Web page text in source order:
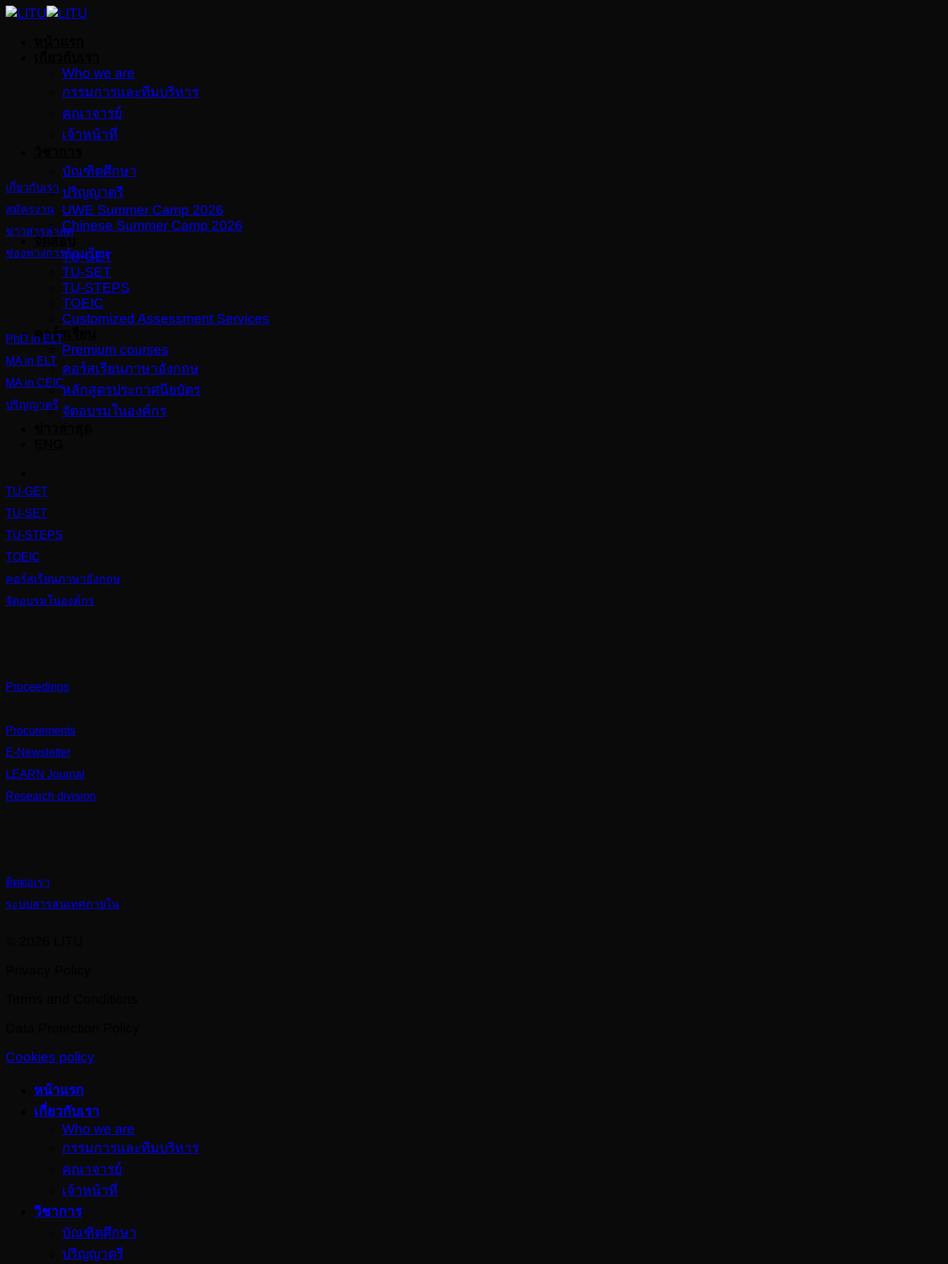
Skip
Who we are
กรรมการและทีมบริหาร
คณาจารย์
เจ้าหน้าที่
บัณฑิตศึกษา
ปริญญาตรี
UWE Summer Camp 2026
Chinese Summer Camp 2026
จัดสอบ
TU-GET
TU-SET
TU-STEPS
TOEIC
Customized Assessment Services
คอร์สเรียน
Premium courses
คอร์สเรียนภาษาอังกฤษ
หลักสูตรประกาศนียบัตร
จัดอบรมในองค์กร
เกี่ยวกับเรา
สมัครงาน
ข่าวสารล่าสุด
ช่องทางการร้องเรียน
Academic
PhD in ELT
MA in ELT
MA in CEIC
ปริญญาตรี
TU-GET
TU-SET
TU-STEPS
TOEIC
คอร์สเรียนภาษาอังกฤษ
จัดอบรมในองค์กร
Proceedings
Procurements
E-Newsletter
LEARN Journal
Research division
ติดต่อเรา
ระบบสารสนเทศภายใน
Cookies policy
หน้าแรก
เกี่ยวกับเรา
Who we are
กรรมการและทีมบริหาร
คณาจารย์
เจ้าหน้าที่
วิชาการ
บัณฑิตศึกษา
ปริญญาตรี